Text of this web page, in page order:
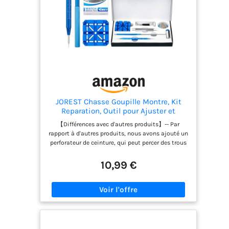
homme transmettra des émotions sincères et
une profonde bénédiction
JOREST Chasse Goupille Montre, Kit
Reparation, Outil pour Ajuster et
Remplacer et Perforer le Bracelet de
Montre, avec Manuel D'utilisation
【Différences avec d'autres produits】-- Par
rapport à d'autres produits, nous avons ajouté un
perforateur de ceinture, qui peut percer des trous
nous avons allongé la longueur du poinçon et
augmenté la prise du marteau à deux têtes Le
l'aiguille à poinçonner est raccourcie et est
protégée par du métal.L'aiguille n'est pas facile à
10,99 €